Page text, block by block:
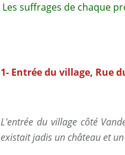
Les suffrages de chaque
1- Entrée du village, Rue
L'entrée du village côté
existait jadis un château et